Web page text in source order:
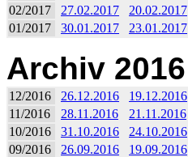
02/2017
27.02.2017 20.02.2017
01/2017
30.01.2017 23.01.2017
Archiv 2016
12/2016 26.12.2016 19.12.2016
11/2016
28.11.2016 21.11.2016
10/2016
31.10.2016 24.10.2016
09/2016
26.09.2016 19.09.2016